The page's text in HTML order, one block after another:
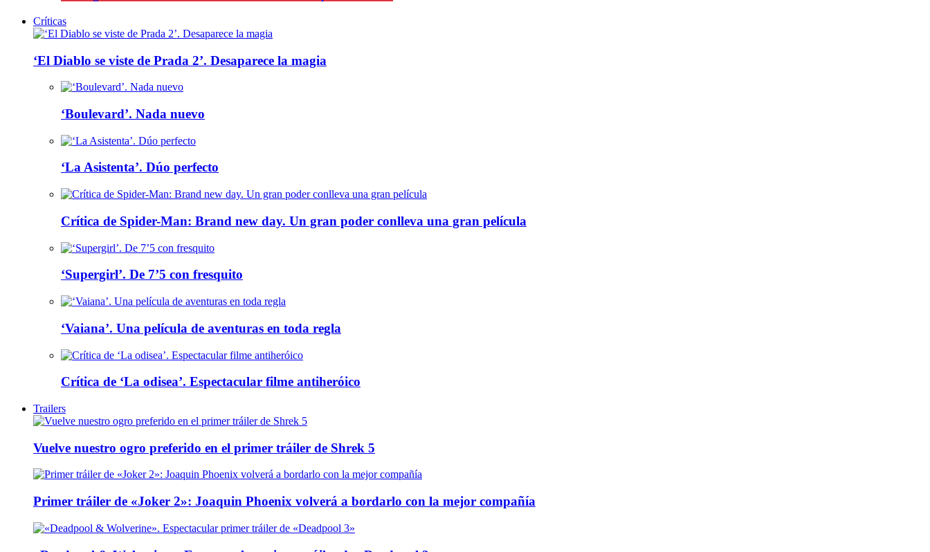
Críticas
‘El Diablo se viste de Prada 2’. Desaparece la magia
‘Boulevard’. Nada nuevo
‘La Asistenta’. Dúo perfecto
Crítica de Spider-Man: Brand new day. Un gran poder conlleva una gran película
‘Supergirl’. De 7’5 con fresquito
‘Vaiana’. Una película de aventuras en toda regla
Crítica de ‘La odisea’. Espectacular filme antiheróico
Trailers
Vuelve nuestro ogro preferido en el primer tráiler de Shrek 5
Primer tráiler de «Joker 2»: Joaquin Phoenix volverá a bordarlo con la mejor compañía